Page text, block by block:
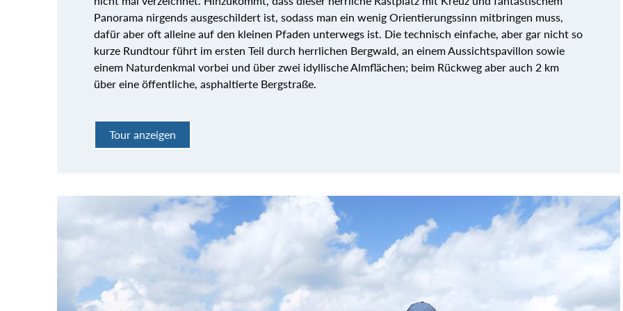
Panorama nirgends ausgeschildert ist, sodass man ein wenig Orientierungssinn mitbringen muss,
dafür aber oft alleine auf den kleinen Pfaden unterwegs ist. Die technisch einfache, aber gar nicht so
kurze Rundtour führt im ersten Teil durch herrlichen Bergwald, an einem Aussichtspavillon sowie
einem Naturdenkmal vorbei und über zwei idyllische Almflächen; beim Rückweg aber auch 2 km
über eine öffentliche, asphaltierte Bergstraße.
Tour anzeigen